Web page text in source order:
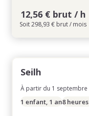
12,56 € brut / h
Soit 298,93 € brut / mois
Seilh
À partir du 1 septembre
1 enfant, 1 an8